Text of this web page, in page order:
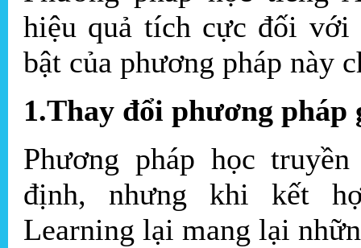
hiệu quả tích cực đối với
bật của phương pháp này
1.Thay đổi phương
Phương pháp học
định, nhưng khi kết
Learning lại mang lại